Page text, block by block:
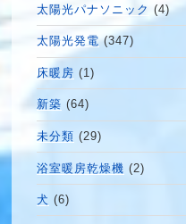
太陽光パナソニック (4)
太陽光発電(347)
床暖房 (1)
新築 (64)
未分類 (29)
浴室暖房乾燥機 (2)
犬 (6)